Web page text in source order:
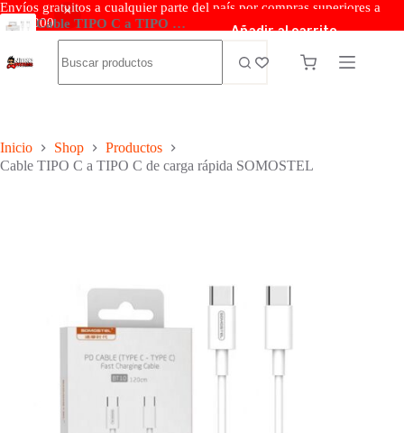
Envíos gratuitos a cualquier parte del país por compras superiores a
$200.000
Cable TIPO C a TIPO C de carga rápida SOMOSTEL
25.000
Añadir al carrito
Inicio Shop
Productos
Cable TIPO C a TIPO C de carga rápida SOMOSTEL